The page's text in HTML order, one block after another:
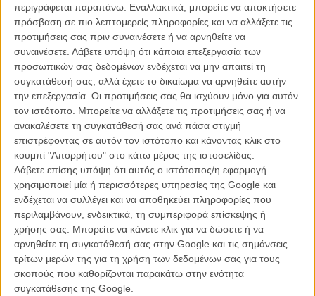
περιγράφεται παραπάνω. Εναλλακτικά, μπορείτε να αποκτήσετε
πρόσβαση σε πιο λεπτομερείς πληροφορίες και να αλλάξετε τις
προτιμήσεις σας πριν συναινέσετε ή να αρνηθείτε να
συναινέσετε. Λάβετε υπόψη ότι κάποια επεξεργασία των
προσωπικών σας δεδομένων ενδέχεται να μην απαιτεί τη
συγκατάθεσή σας, αλλά έχετε το δικαίωμα να αρνηθείτε αυτήν
την επεξεργασία. Οι προτιμήσεις σας θα ισχύουν μόνο για αυτόν
τον ιστότοπο. Μπορείτε να αλλάξετε τις προτιμήσεις σας ή να
ανακαλέσετε τη συγκατάθεσή σας ανά πάσα στιγμή
επιστρέφοντας σε αυτόν τον ιστότοπο και κάνοντας κλικ στο
κουμπί "Απορρήτου" στο κάτω μέρος της ιστοσελίδας.
Λάβετε επίσης υπόψη ότι αυτός ο ιστότοπος/η εφαρμογή
χρησιμοποιεί μία ή περισσότερες υπηρεσίες της Google και
ενδέχεται να συλλέγει και να αποθηκεύει πληροφορίες που
περιλαμβάνουν, ενδεικτικά, τη συμπεριφορά επίσκεψης ή
χρήσης σας. Μπορείτε να κάνετε κλικ για να δώσετε ή να
αρνηθείτε τη συγκατάθεσή σας στην Google και τις σημάνσεις
τρίτων μερών της για τη χρήση των δεδομένων σας για τους
σκοπούς που καθορίζονται παρακάτω στην ενότητα
συγκατάθεσης της Google.
Ο ήχος του τρόμου: «Berberian Sound Studio» του Πίτερ
Στρίκλαντ
ΝΕΑ /02 ΙΟΥΛ 2012/ Γιώργος Κρασσακόπουλος
«Berberian Sound Studio»: Ουρλιάξτε ελεύθερα!
ΝΕΑ 13 ΙΟΥΛ 2012 Γιώργος Κρασσακόπουλος
Νέες φωτογραφίες από τον Χίτσκοκ και το «Κορίτσι»
του
ΝΕΑ /01 ΑΥΓ 2012/ Λήδα Γαλανού
Η Σιένα Μίλερ είναι η απόλυτη ξανθιά του Αλφρεντ
Χίτσκοκ;
ΝΕΑ / 03 ΑΥΓ 2012
Teaser trailers για το «The Girl»: Σαδισμός με το στιλ του
Χίτσκοκ!